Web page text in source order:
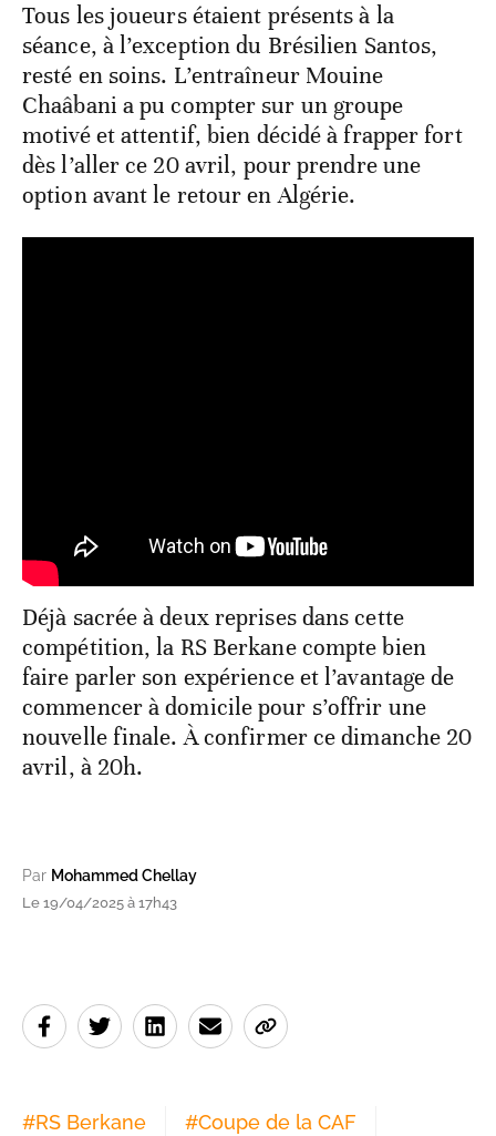
Tous les joueurs étaient présents à la
séance, à l’exception du Brésilien Santos,
resté en soins. L’entraîneur Mouine
Chaâbani a pu compter sur un groupe
motivé et attentif, bien décidé à frapper fort
dès l’aller ce 20 avril, pour prendre une
option avant le retour en Algérie.
Déjà sacrée à deux reprises dans cette
compétition, la RS Berkane compte bien
faire parler son expérience et l’avantage de
commencer à domicile pour s’offrir une
nouvelle finale. À confirmer ce dimanche 20
avril, à 20h.
Par Mohammed Chellay
Le 19/04/2025 à 17h43
#RS Berkane #Coupe de la CAF